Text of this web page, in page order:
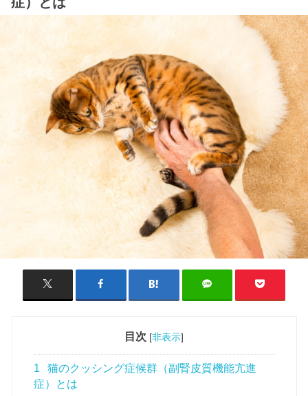
目次 [非表示]
1
猫のクッシング症候群（副腎皮質機能亢進
症）とは